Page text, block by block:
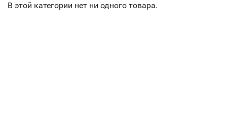
В этой категории нет ни одного товара.